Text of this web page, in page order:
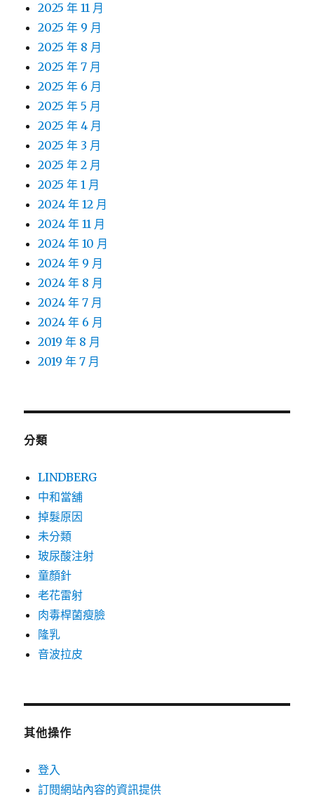
2025 年 11 月
2025 年 9 月
2025 年 8 月
2025 年 7 月
2025 年 6 月
2025 年 5 月
2025 年 4 月
2025 年 3 月
2025 年 2 月
2025 年 1 月
2024 年 12 月
2024 年 11 月
2024 年 10 月
2024 年 9 月
2024 年 8 月
2024 年 7 月
2024 年 6 月
2019 年 8 月
2019 年 7 月
分類
LINDBERG
中和當舖
掉髮原因
未分類
玻尿酸注射
童顏針
老花雷射
肉毒桿菌瘦臉
隆乳
音波拉皮
其他操作
登入
訂閱網站內容的資訊提供